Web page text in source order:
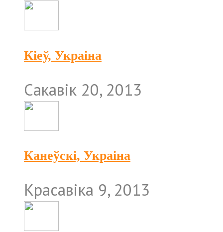
Кіеў, Украіна
Сакавік 20, 2013
Канеўскі, Украіна
Красавіка 9, 2013